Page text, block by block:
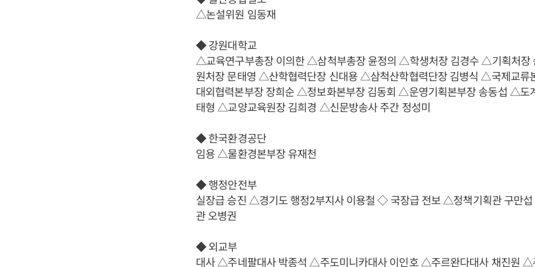
△논설위원 임동재
◆ 강원대학교
△교육연구부총장 이의한 △삼척부총장 윤정의 △학생처장 김경수 △기획처
원처장 문태영 △산학협력단장 신대용 △삼척산학협력단장 김병식 △국제교
대외협력본부장 장희순 △정보화본부장 김동회 △운영기획본부장 송동섭 △도
태형 △교양교육원장 김희경 △신문방송사 주간 정성미
◆ 한국환경공단
임용 △물환경본부장 유재천
◆ 행정안전부
실장급 승진 △경기도 행정2부지사 이용철 ◇ 국장급 전보 △정책기획관 구만
관 오병권
◆ 외교부
대사 △주네팔대사 박종석 △주도미니카대사 이인호 △주르완다대사 채진원 △